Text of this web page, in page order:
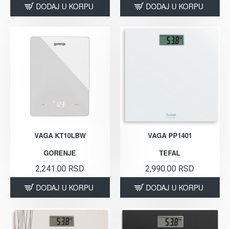
DODAJ U KORPU DODAJ U KORPU
VAGA KT10LBW
GORENJE
2,241.00 RSD
DODAJ U KORPU
VAGA PP1401
TEFAL
2,990.00 RSD
DODAJ U KORPU